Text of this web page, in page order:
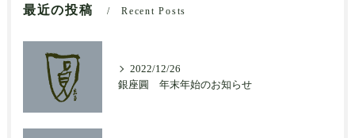
最近の投稿 Recent Posts
2022/12/26
銀座圓 年末年始のお知らせ